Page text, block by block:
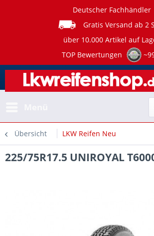
Deutscher Fachhändler
Gratis Versand ab 2
über 10.000 Artikel auf
TOP Bewertungen
Übersicht LKW Reifen Neu
225/75R17.5 UNIROYAL